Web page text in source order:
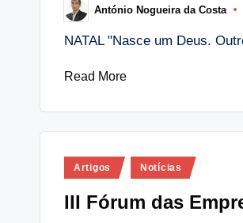
Posted
by
António Nogueira da Costa
NATAL "Nasce um Deus.
Read More
Posted
Artigos Notícias
III Fórum das